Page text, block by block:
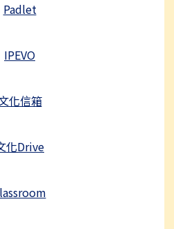
Padlet
IPEVO
化信箱
化Drive